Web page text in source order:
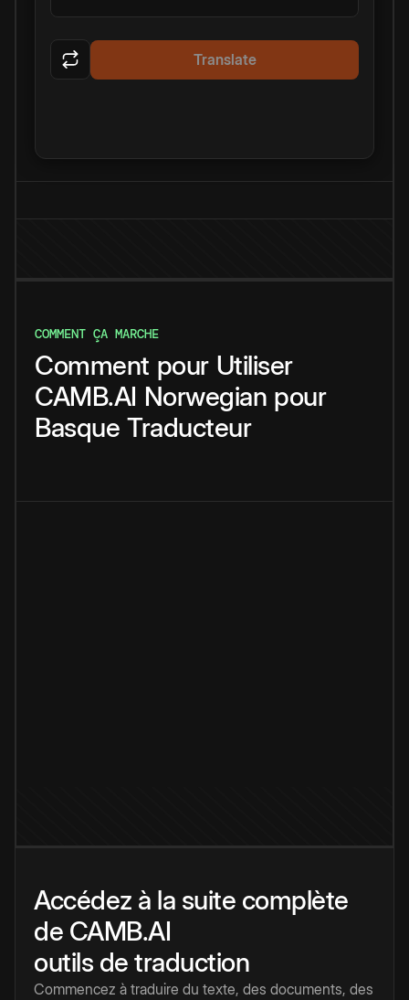
Translate
COMMENT ÇA MARCHE
Comment pour Utiliser
CAMB.AI Norwegian pour
Basque Traducteur
Accédez à la suite complète
de CAMB.AI
outils de traduction
Commencez à traduire du texte, des documents, des